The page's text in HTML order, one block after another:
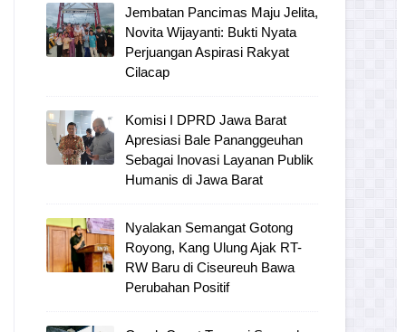
Jembatan Pancimas Maju Jelita,
Novita Wijayanti: Bukti Nyata
Perjuangan Aspirasi Rakyat
Cilacap
Komisi I DPRD Jawa Barat
Apresiasi Bale Pananggeuhan
Sebagai Inovasi Layanan Publik
Humanis di Jawa Barat
Nyalakan Semangat Gotong
Royong, Kang Ulung Ajak RT-
RW Baru di Ciseureuh Bawa
Perubahan Positif